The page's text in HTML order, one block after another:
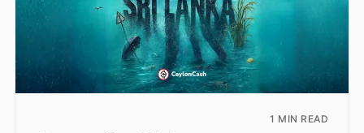
1 MIN READ